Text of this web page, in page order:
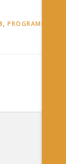
, PROGRAMME